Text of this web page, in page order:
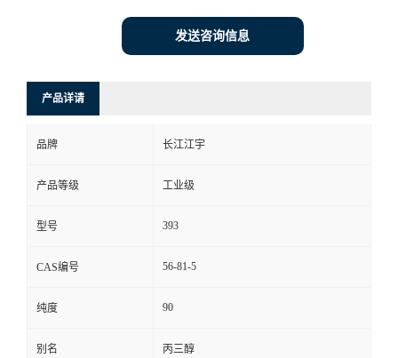
发送咨询信息
产品详请
品牌 长江江宇
产品等级 工业级
型号 393
CAS编号 56-81-5
纯度 90
别名 丙三醇